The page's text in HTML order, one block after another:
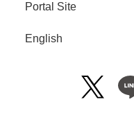
Portal Site
English